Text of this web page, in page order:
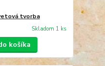
tvorba
Skladom 1 ks
košíka